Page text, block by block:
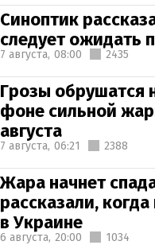
Синоптик
следует ожидать
7 августа, 08:00 2435
Грозы обрушатся
фоне сильной
августа
7 августа, 06:21 2388
Жара начнет
рассказали,
в Украине
6 августа, 20:00 1034